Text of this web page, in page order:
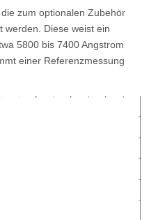
zum optionalen Zubehör
werden. Diese weist ein
5800 bis 7400 Angstrom
einer Referenzmessung